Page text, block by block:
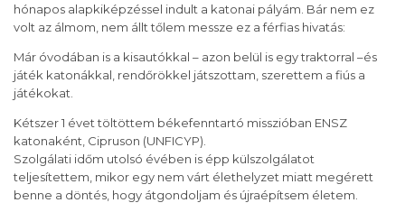
hónapos alapkiképzéssel indult a katonai pályám. Bár nem ez
volt az álmom, nem állt tőlem messze ez a férfias hivatás:
Már óvodában is a kisautókkal – azon belül is egy traktorral –és
játék katonákkal, rendőrökkel játszottam, szerettem a fiús a
játékokat.
Kétszer 1 évet töltöttem békefenntartó misszióban ENSZ
katonaként, Cipruson (UNFICYP).
Szolgálati időm utolsó évében is épp külszolgálatot
teljesítettem, mikor egy nem várt élethelyzet miatt megérett
benne a döntés, hogy átgondoljam és újraépítsem életem.